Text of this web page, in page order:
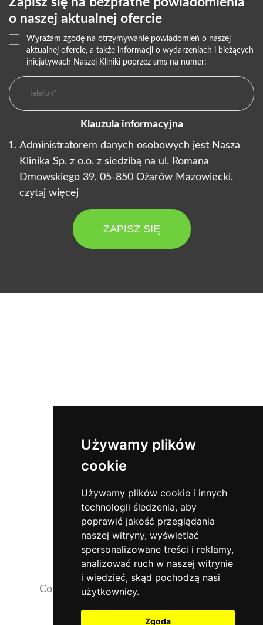
Używamy plików
cookie
Używamy plików cookie i innych
technologii śledzenia, aby
poprawić jakość przeglądania
naszej witryny, wyświetlać
spersonalizowane treści i reklamy,
analizować ruch w naszej witrynie
i wiedzieć, skąd pochodzą nasi
użytkownicy.
Zgoda
o naszej aktualnej ofercie
Wyrażam zgodę na otrzymywanie powiadomień o naszej
aktualnej ofercie, a także informacji o wydarzeniach i bieżących
inicjatywach Naszej Kliniki poprzez sms na numer:
Klauzula informacyjna
Administratorem danych osobowych jest Nasza
Klinika Sp. z o.o. z siedzibą na ul. Romana
Dmowskiego 39, 05-850 Ożarów Mazowiecki.
czytaj więcej
ZAPISZ SIĘ
Copyrights 2026 ©NaszaKlinika.com.pl